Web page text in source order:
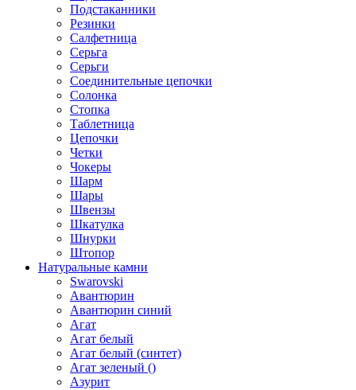
Подстаканники
Резинки
Салфетница
Серьга
Серьги
Соединительные цепочки
Солонка
Стопка
Таблетница
Цепочки
Четки
Чокеры
Шарм
Шары
Швензы
Шкатулка
Шнурки
Штопор
Натуральные камни
Swarovski
Авантюрин
Авантюрин синий
Агат
Агат белый
Агат белый (синтет)
Агат зеленый ()
Азурит